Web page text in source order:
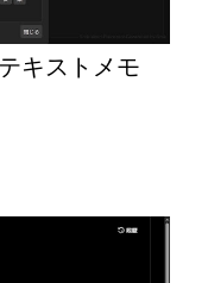
キストメモ